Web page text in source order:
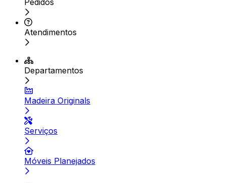
Pedidos
Atendimentos
Departamentos
Madeira Originals
Serviços
Móveis Planejados